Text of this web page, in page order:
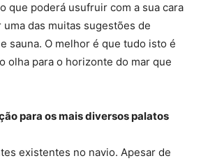
que poderá usufruir com a sua cara
das muitas sugestões de
sauna. O melhor é que tudo isto é
olha para o horizonte do mar que
para os mais diversos palatos
existentes no navio. Apesar de